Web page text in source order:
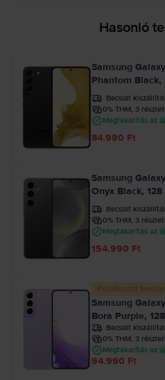
Hasonló
Samsung
Phantom Black,
Becsült
0% THM, 3
Megtakarítás az
84.990 Ft
Samsung
Onyx Black,
Becsült
0% THM, 3
Megtakarítás az
154.990 Ft
Korlátozott
Samsung
Bora Purple,
Becsült
0% THM, 3
Megtakarítás az
94.990 Ft